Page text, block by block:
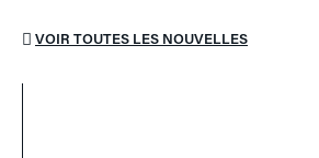
VOIR TOUTES LES NOUVELLES